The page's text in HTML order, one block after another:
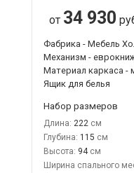
от 34 930
Фабрика - Мебель
Механизм -
Материал каркаса -
Ящик для белья
Набор размеров
Длина: 222
Глубина: 115
Высота: 94
Ширина спального